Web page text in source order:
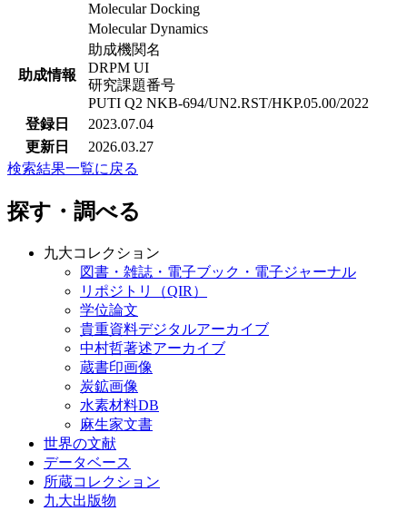
Molecular Docking
Molecular Dynamics
助成情報
助成機関名
DRPM UI
研究課題番号
PUTI Q2 NKB-694/UN2.RST/HKP.05.00/2022
登録日
2023.07.04
更新日
2026.03.27
検索結果一覧に戻る
探す・調べる
九大コレクション
図書・雑誌・電子ブック・電子ジャーナル
リポジトリ（QIR）
学位論文
貴重資料デジタルアーカイブ
中村哲著述アーカイブ
蔵書印画像
炭鉱画像
水素材料DB
麻生家文書
世界の文献
データベース
所蔵コレクション
九大出版物